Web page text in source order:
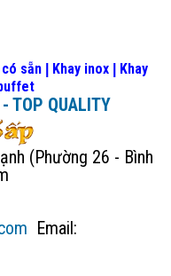
có sẵn Khay inox
Khay
QUALITY
(Phường 26 - Bình
Email: